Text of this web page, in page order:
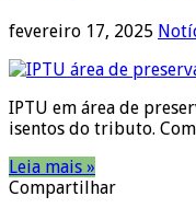
fevereiro 17, 2025
IPTU em área de
isentos do tributo.
Leia mais »
Compartilhar